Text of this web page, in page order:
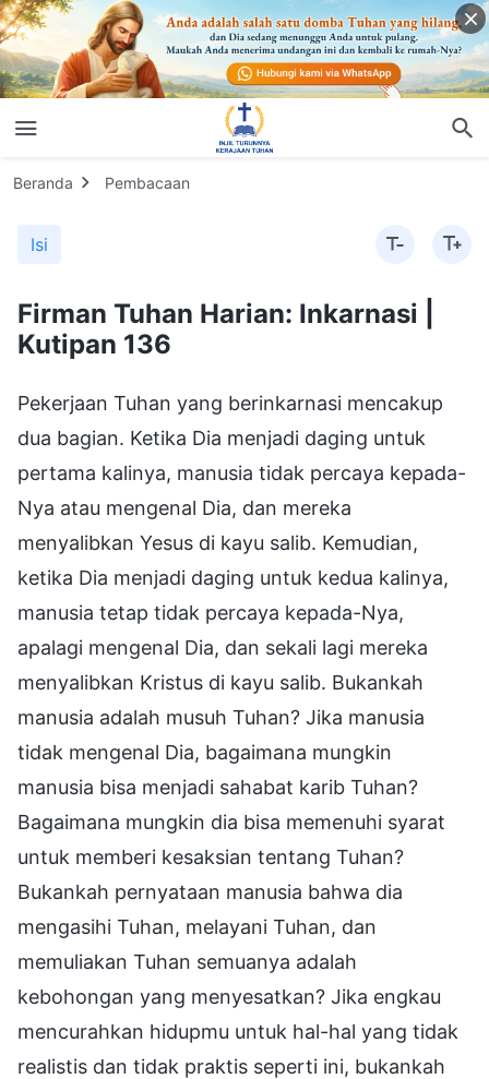
Beranda Pembacaan
Isi
Firman Tuhan Harian: Inkarnasi |
Kutipan 136
Pekerjaan Tuhan yang berinkarnasi mencakup
dua bagian. Ketika Dia menjadi daging untuk
pertama kalinya, manusia tidak percaya kepada-
Nya atau mengenal Dia, dan mereka
menyalibkan Yesus di kayu salib. Kemudian,
ketika Dia menjadi daging untuk kedua kalinya,
manusia tetap tidak percaya kepada-Nya,
apalagi mengenal Dia, dan sekali lagi mereka
menyalibkan Kristus di kayu salib. Bukankah
manusia adalah musuh Tuhan? Jika manusia
tidak mengenal Dia, bagaimana mungkin
manusia bisa menjadi sahabat karib Tuhan?
Bagaimana mungkin dia bisa memenuhi syarat
untuk memberi kesaksian tentang Tuhan?
Bukankah pernyataan manusia bahwa dia
mengasihi Tuhan, melayani Tuhan, dan
memuliakan Tuhan semuanya adalah
kebohongan yang menyesatkan? Jika engkau
mencurahkan hidupmu untuk hal-hal yang tidak
realistis dan tidak praktis seperti ini, bukankah